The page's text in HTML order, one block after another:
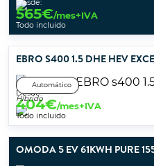
Desde:
565€/mes+IVA
Todo incluido
EBRO S400 1.5 DHE HEV
Automático
Híbrido
Desde:
404€/mes+IVA
Todo incluido
OMODA 5 EV 61KWH PURE